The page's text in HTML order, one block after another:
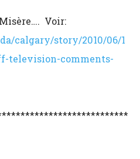
Voir:
calgary/story/2010/06/1
television-comments-